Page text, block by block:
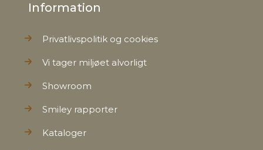
Information
Privatlivspolitik og cookies
Vi tager miljøet alvorligt
Showroom
Smiley rapporter
Kataloger